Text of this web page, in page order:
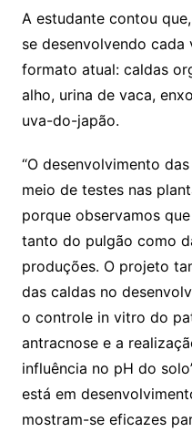
A estudante contou
se desenvolvendo cada
formato atual: caldas
alho, urina de vaca,
uva-do-japão.
“O desenvolvimento
meio de testes nas
porque observamos
tanto do pulgão como
produções. O projeto
das caldas no
o controle in vitro do
antracnose e a
influência no pH do
está em
mostram-se eficazes